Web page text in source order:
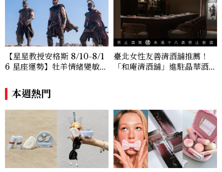
【星星教授安格斯 8/10-8/1
6 星座運勢】牡羊情緒變敏
臺北女性友善清酒舖推薦！
「和庵清酒舖」進駐晶華酒
本週熱門